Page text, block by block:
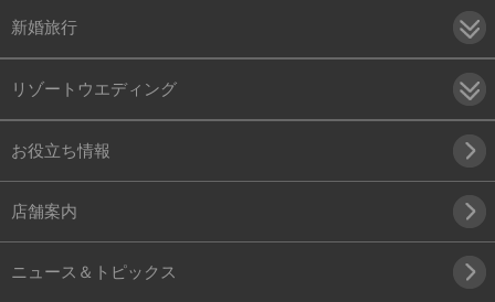
新婚旅行
リゾートウエディング
お役立ち情報
店舗案内
ニュース＆トピックス